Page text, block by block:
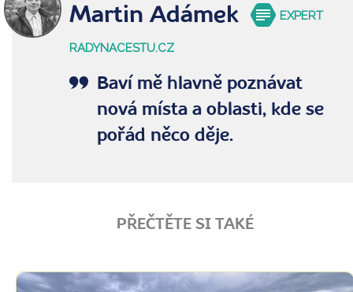
Martin Adámek EXPERT
RADYNACESTU.CZ
Baví mě hlavně poznávat
nová místa a oblasti, kde se
pořád něco děje.
PŘEČTĚTE SI TAKÉ